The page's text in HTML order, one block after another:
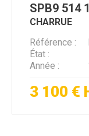
CHARRUE
SPB9 514
Référence
État
Année
3 100 €